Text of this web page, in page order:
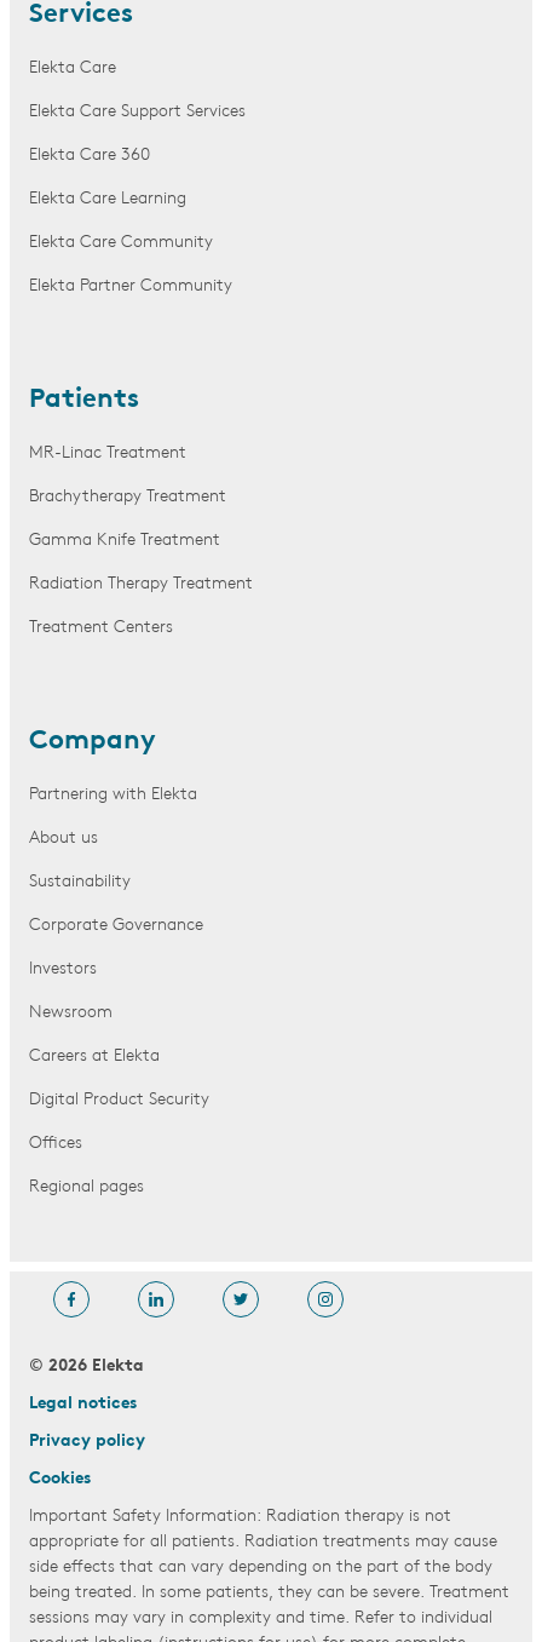
Services
Elekta Care
Elekta Care Support Services
Elekta Care 360
Elekta Care Learning
Elekta Care Community
Elekta Partner Community
Patients
MR-Linac Treatment
Brachytherapy Treatment
Gamma Knife Treatment
Radiation Therapy Treatment
Treatment Centers
Company
Partnering with Elekta
About us
Sustainability
Corporate Governance
Investors
Newsroom
Careers at Elekta
Digital Product Security
Offices
Regional pages
© 2026 Elekta
Legal notices
Privacy policy
Cookies
Important Safety Information: Radiation therapy is not
appropriate for all patients. Radiation treatments may cause
side effects that can vary depending on the part of the body
being treated. In some patients, they can be severe. Treatment
sessions may vary in complexity and time. Refer to individual